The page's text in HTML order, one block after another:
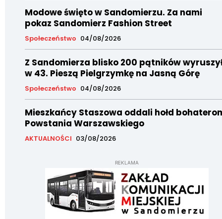
Modowe święto w Sandomierzu. Za nami
pokaz Sandomierz Fashion Street
Społeczeństwo 04/08/2026
Z Sandomierza blisko 200 pątników
w 43. Pieszą Pielgrzymkę na Jasną Górę
Społeczeństwo 04/08/2026
Mieszkańcy Staszowa oddali hołd
Powstania Warszawskiego
AKTUALNOŚCI 03/08/2026
REKLAMA